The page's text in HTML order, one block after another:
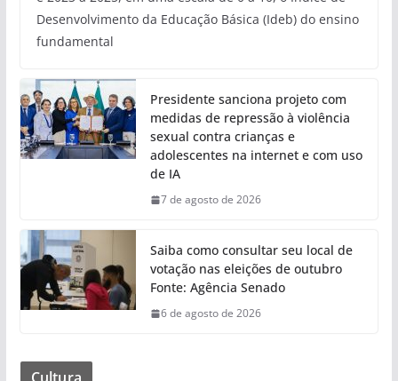
Desenvolvimento da Educação Básica (Ideb) do ensino
fundamental
Presidente sanciona projeto com
medidas de repressão à violência
sexual contra crianças e
adolescentes na internet e com uso
de IA
7 de agosto de 2026
Saiba como consultar seu local de
votação nas eleições de outubro
Fonte: Agência Senado
6 de agosto de 2026